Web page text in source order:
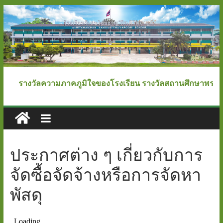
Skip
to
content
โรงเรียน
วิเศษ
ไชย
ชาญ
"ตันติ
รางวัลความภาคภูมิใจของโรงเรียน รางวัลสถานศึกษาพระ
ประกาศต่าง ๆ เกี่ยวกับการ
จัดซื้อจัดจ้างหรือการจัดหา
พัสดุ